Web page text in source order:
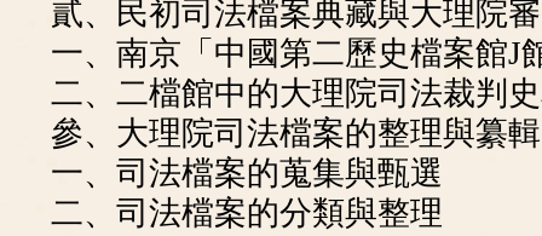
貳、民初司法檔案典藏與大理院
一、南京「中國第二歷史檔案館J
二、二檔館中的大理院司法裁判
參、大理院司法檔案的整理與纂輯
一、司法檔案的蒐集與甄選
二、司法檔案的分類與整理